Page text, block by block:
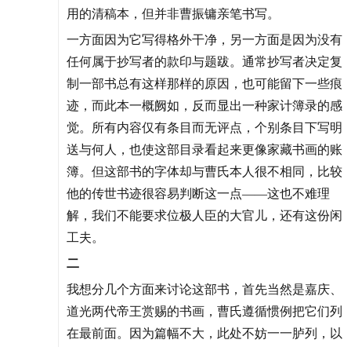
用的清稿本，但并非曹振镛亲笔书写。
一方面因为它写得格外干净，另一方面是因为没有
任何属于抄写者的款印与题跋。通常抄写者决定复
制一部书总有这样那样的原因，也可能留下一些痕
迹，而此本一概阙如，反而显出一种家计簿录的感
觉。所有内容仅有条目而无评点，个别条目下写明
送与何人，也使这部目录看起来更像家藏书画的账
簿。但这部书的字体却与曹氏本人很不相同，比较
他的传世书迹很容易判断这一点——这也不难理
解，我们不能要求位极人臣的大官儿，还有这份闲
工夫。
二
我想分几个方面来讨论这部书，首先当然是嘉庆、
道光两代帝王赏赐的书画，曹氏遵循惯例把它们列
在最前面。因为篇幅不大，此处不妨一一胪列，以